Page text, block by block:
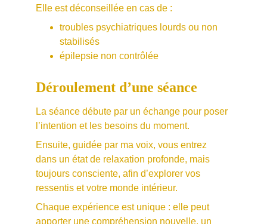
Elle est déconseillée en cas de :
troubles psychiatriques lourds ou non
stabilisés
épilepsie non contrôlée
Déroulement d’une séance
La séance débute par un échange pour poser
l’intention et les besoins du moment.
Ensuite, guidée par ma voix, vous entrez
dans un état de relaxation profonde, mais
toujours consciente, afin d’explorer vos
ressentis et votre monde intérieur.
Chaque expérience est unique : elle peut
apporter une compréhension nouvelle, un